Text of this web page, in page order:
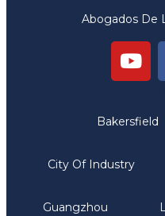
Abogados De
Bakersfield
City Of Industry
Guangzhou